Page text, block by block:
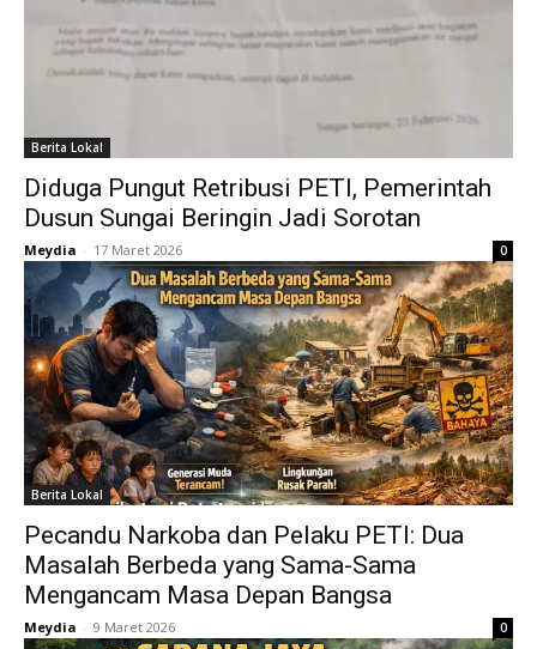
Berita Lokal
Diduga Pungut Retribusi PETI, Pemerintah
Dusun Sungai Beringin Jadi Sorotan
Meydia - 17 Maret 2026 0
Berita Lokal
Pecandu Narkoba dan Pelaku PETI: Dua
Masalah Berbeda yang Sama-Sama
Mengancam Masa Depan Bangsa
Meydia - 9 Maret 2026 0